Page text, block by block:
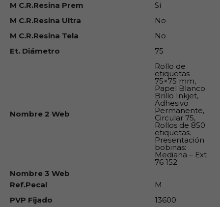
M C.R.Resina Prem
Sí
M C.R.Resina Ultra
No
M C.R.Resina Tela
No
Et. Diámetro
75
Nombre 2 Web
Rollo de
etiquetas
75×75 mm,
Papel Blanco
Brillo Inkjet,
Adhesivo
Permanente,
Circular 75,
Rollos de 850
etiquetas.
Presentación
bobinas:
Mediana – Ext
76 152
Nombre 3 Web
Ref.Pecal
M
PVP Fijado
13600